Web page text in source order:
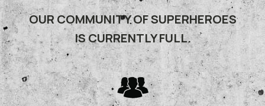
OUR COMMUNITY OF SUPERHEROES
IS CURRENTLY FULL.